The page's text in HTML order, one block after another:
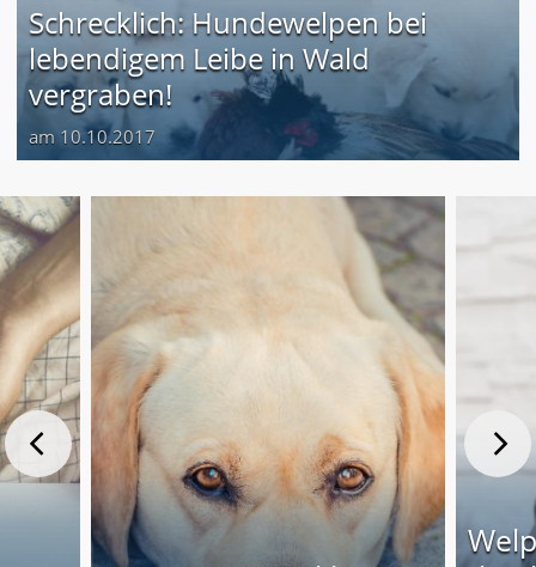
Schrecklich: Hundewelpen bei
lebendigem Leibe in Wald
vergraben!
am 10.10.2017